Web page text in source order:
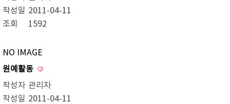
작성일 2011-04-11
조회
1592
NO IMAGE
원예활동
작성자 관리자
작성일 2011-04-11